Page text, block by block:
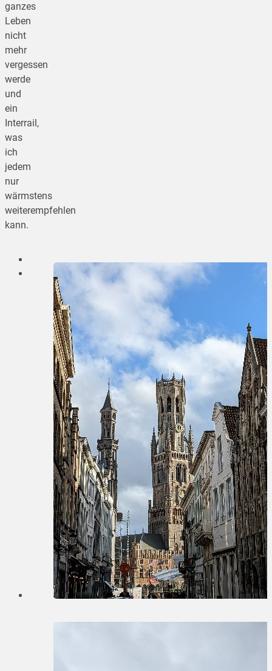
ganzes
Leben
nicht
mehr
vergessen
werde
und
ein
Interrail,
was
ich
jedem
nur
wärmstens
weiterempfehlen
kann.